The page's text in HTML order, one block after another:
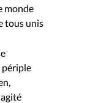
monde
tous unis
périple